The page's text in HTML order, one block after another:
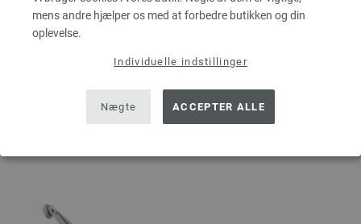
mens andre hjælper os med at forbedre butikken og din
oplevelse.
Individuelle indstillinger
Nægte ACCEPTER ALLE
MÆNGDE
Sæt på ønskeseddel